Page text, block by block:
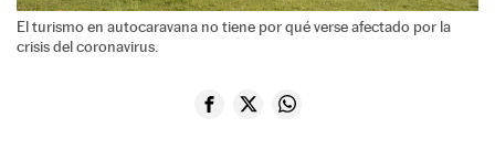
El turismo en autocaravana no tiene por qué verse afectado por la
crisis del coronavirus.